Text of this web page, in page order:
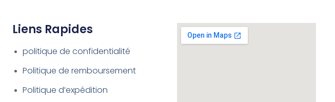
Liens Rapides
politique de confidentialité
Politique de remboursement
Politique d’expédition